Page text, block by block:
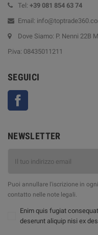
Tel: +39 081 854 63 74
Email:
Dove Siamo: P. Nenni 22B
P.iva: 08435011211
SEGUICI
NEWSLETTER
Puoi annullare l'iscrizione in
contatto nelle note legali.
Enim quis fugiat
deserunt aliquip nisi ex